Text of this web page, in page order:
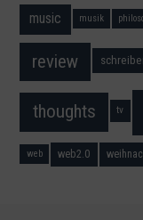
music musik
review
thoughts tv
web web2.0